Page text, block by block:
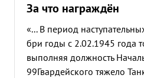
За что награждён
«... В период
бри годы с 2.02.1945 года
выполняя должность
99Гвардейского тяжело